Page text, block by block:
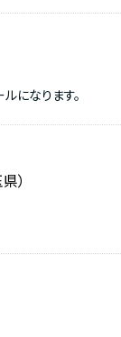
になります。
）